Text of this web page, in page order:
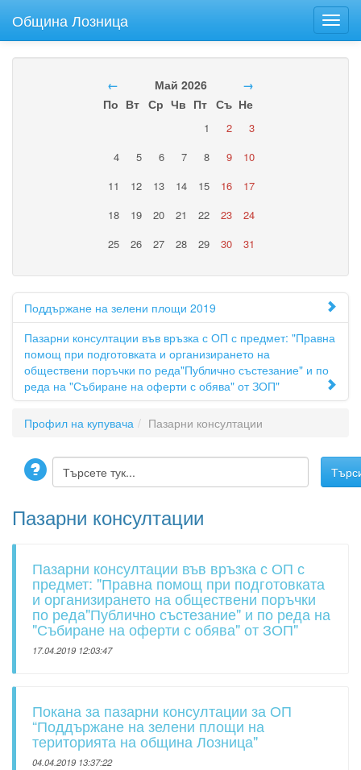
Община Лозница
← Май 2026
→
По Вт Ср Чв Пт Съ Не
1 2
3
4
5 6 7 8 9
10
11
12 13 14 15 16
17
18
19 20 21 22 23
24
25
26 27 28 29 30 31
Поддържане на зелени площи 2019
Пазарни консултации във връзка с ОП с предмет: "Правна
помощ при подготовката и организирането на
обществени поръчки по реда"Публично състезание" и по
реда на "Събиране на оферти с обява" от ЗОП"
Профил на купувача Пазарни консултации
Пазарни консултации
Пазарни консултации във връзка с ОП с
предмет: "Правна помощ при подготовката
и организирането на обществени поръчки
по реда"Публично състезание" и по реда на
"Събиране на оферти с обява" от ЗОП"
17.04.2019 12:03:47
Покана за пазарни консултации за ОП
“Поддържане на зелени площи на
територията на община Лозница"
04.04.2019 13:37:22